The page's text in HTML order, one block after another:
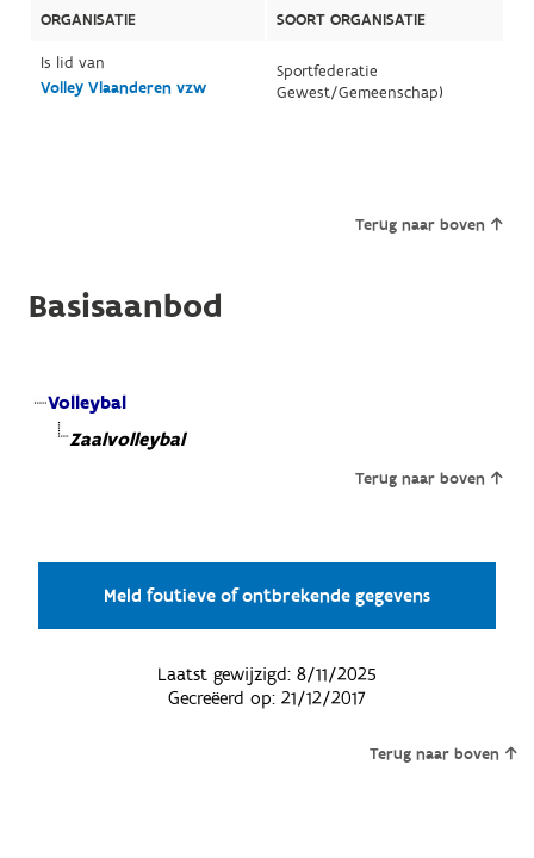
ORGANISATIE
SOORT ORGANISATIE
Is lid van
Volley Vlaanderen vzw
Sportfederatie
Gewest/Gemeenschap)
Terug naar boven
Basisaanbod
Volleybal
Zaalvolleybal
Terug naar boven
Meld foutieve of ontbrekende gegevens
Laatst gewijzigd: 8/11/2025
Gecreëerd op: 21/12/2017
Terug naar boven